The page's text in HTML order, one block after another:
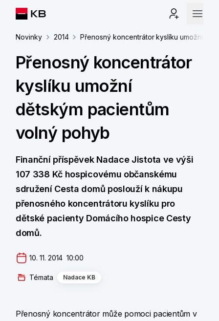
Novinky 2014 Přenosný koncentrátor kyslíku umožní
Přenosný koncentrátor
kyslíku umožní
dětským pacientům
volný pohyb
Finanční příspěvek Nadace Jistota ve výši
107 338 Kč hospicovému občanskému
sdružení Cesta domů poslouží k nákupu
přenosného koncentrátoru kyslíku pro
dětské pacienty Domácího hospice Cesty
domů.
10. 11. 2014  10:00
Témata Nadace KB
Přenosný koncentrátor může pomoci pacientům v